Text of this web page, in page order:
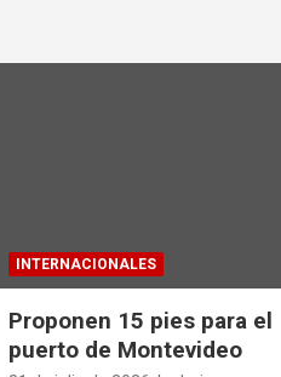
INTERNACIONALES
Proponen 15 pies para el
puerto de Montevideo